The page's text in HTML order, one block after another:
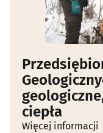
ciepła
Więcej informacji